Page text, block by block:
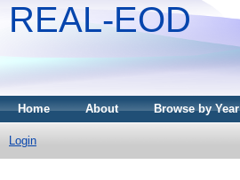
REAL-EOD
Home About Browse by Year
Login